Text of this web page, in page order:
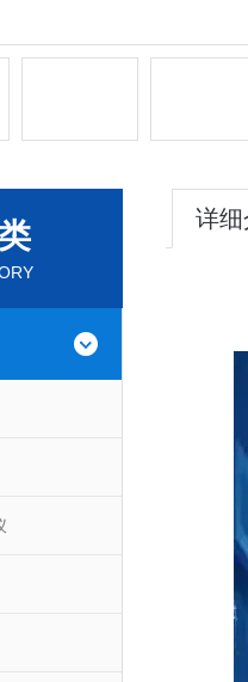
详细